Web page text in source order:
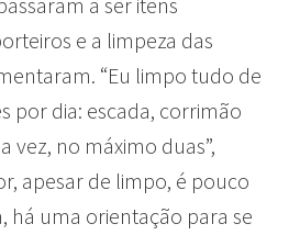
e a limpeza das
“Eu limpo tudo de
por dia: escada, corrimão
vez, no máximo duas”,
apesar de limpo, é pouco
há uma orientação para se